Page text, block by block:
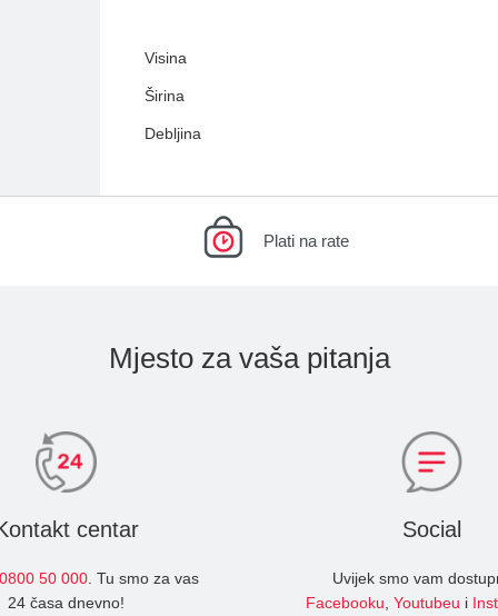
Visina
Širina
Debljina
Plati na rate
Mjesto za vaša pitanja
centar
50 000. Tu smo za vas
24 časa dnevno!
Social
Uvijek smo vam
Facebooku ,Youtubeu i